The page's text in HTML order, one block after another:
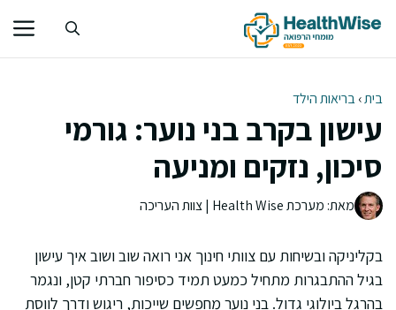
לתוכן
בית›בריאות הילד
עישון בקרב בני נוער: גורמי
סיכון, נזקים ומניעה
מאת: מערכת Health Wise | צוות העריכה
בקליניקה ובשיחות עם צוותי חינוך אני רואה שוב ושוב איך עישון
בגיל ההתבגרות מתחיל כמעט תמיד כסיפור חברתי קטן, ונגמר
בהרגל ביולוגי גדול. בני נוער מחפשים שייכות, ריגוש ודרך לווסת